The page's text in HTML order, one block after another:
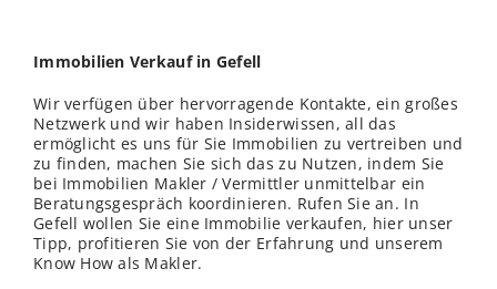
Immobilien Verkauf in Gefell
Wir verfügen über hervorragende Kontakte, ein großes
Netzwerk und wir haben Insiderwissen, all das
ermöglicht es uns für Sie Immobilien zu vertreiben und
zu finden, machen Sie sich das zu Nutzen, indem Sie
bei Immobilien Makler / Vermittler unmittelbar ein
Beratungsgespräch koordinieren. Rufen Sie an. In
Gefell wollen Sie eine Immobilie verkaufen, hier unser
Tipp, profitieren Sie von der Erfahrung und unserem
Know How als Makler.